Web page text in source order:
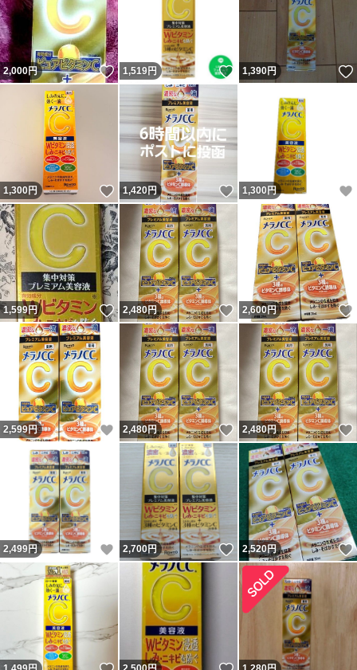
2,000円 いいね！
1,519円 いいね！
1,390円
1,300円 いいね！
1,420円 いいね！
1,300 円
1,599円 いいね！
2,480円 いいね！
2,600円
2,599円 いいね！
2,480円 いいね！
2,480円
2,499円 いいね！
2,700円 いいね！
2,520円